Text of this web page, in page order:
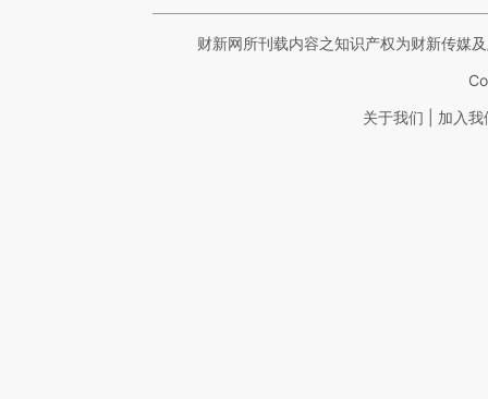
财新网所刊载内容之知识产权为财新传媒
关于我们 加入我